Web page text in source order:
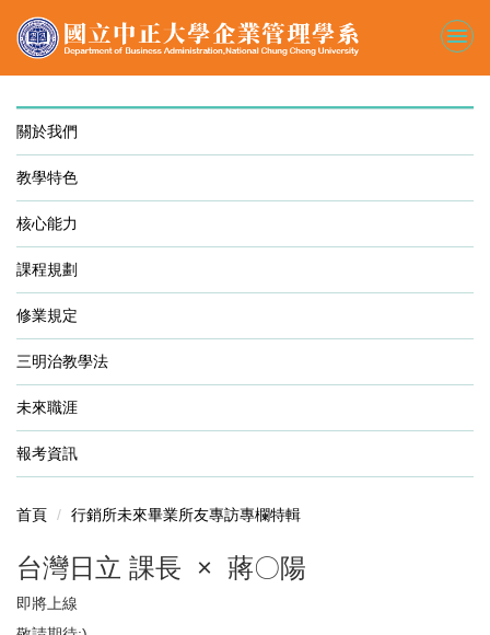
到
內
容
區
關於我們
教學特色
核心能力
課程規劃
修業規定
三明治教學法
未來職涯
報考資訊
首頁 行銷所未來畢業所友專訪專欄特輯
台灣日立 課長 × 蔣〇陽
即將上線